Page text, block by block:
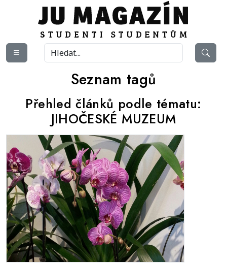
Seznam tagů
Přehled článků podle tématu:
JIHOČESKÉ MUZEUM